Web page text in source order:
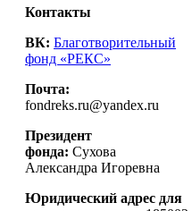
Контакты
ВК: Благотворительный
фонд «РЕКС»
Почта:
fondreks.ru@yandex.ru
Президент
фонда: Сухова
Александра Игоревна
Юридический адрес для